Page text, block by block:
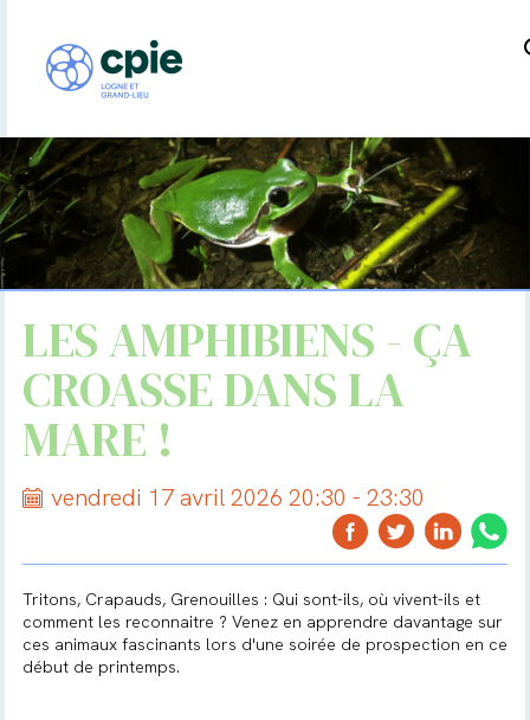
LES AMPHIBIENS - ÇA
CROASSE DANS LA
MARE !
vendredi 17 avril 2026 20:30 - 23:30
Tritons, Crapauds, Grenouilles : Qui sont-ils, où vivent-ils et
comment les reconnaitre ? Venez en apprendre davantage sur
ces animaux fascinants lors d'une soirée de prospection en ce
début de printemps.